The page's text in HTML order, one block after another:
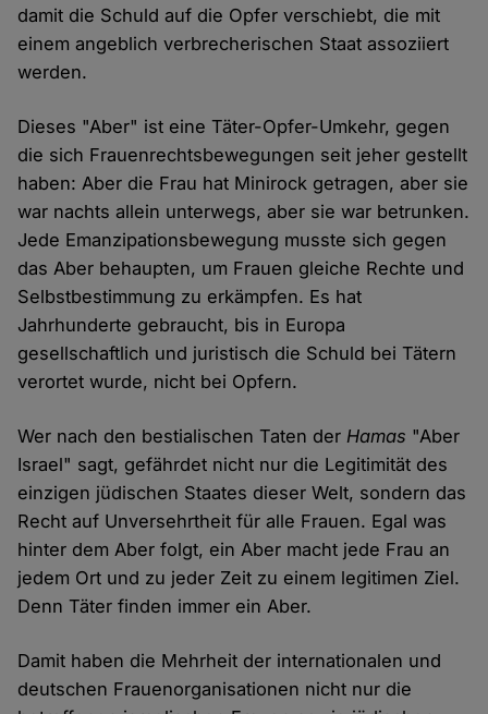
damit die Schuld auf die Opfer verschiebt, die mit
einem angeblich verbrecherischen Staat assoziiert
werden.
Dieses "Aber" ist eine Täter-Opfer-Umkehr, gegen
die sich Frauenrechtsbewegungen seit jeher gestellt
haben: Aber die Frau hat Minirock getragen, aber sie
war nachts allein unterwegs, aber sie war betrunken.
Jede Emanzipationsbewegung musste sich gegen
das Aber behaupten, um Frauen gleiche Rechte und
Selbstbestimmung zu erkämpfen. Es hat
Jahrhunderte gebraucht, bis in Europa
gesellschaftlich und juristisch die Schuld bei Tätern
verortet wurde, nicht bei Opfern.
Wer nach den bestialischen Taten derHamas "Aber
Israel" sagt, gefährdet nicht nur die Legitimität des
einzigen jüdischen Staates dieser Welt, sondern das
Recht auf Unversehrtheit für alle Frauen. Egal was
hinter dem Aber folgt, ein Aber macht jede Frau an
jedem Ort und zu jeder Zeit zu einem legitimen Ziel.
Denn Täter finden immer ein Aber.
Damit haben die Mehrheit der internationalen und
deutschen Frauenorganisationen nicht nur die